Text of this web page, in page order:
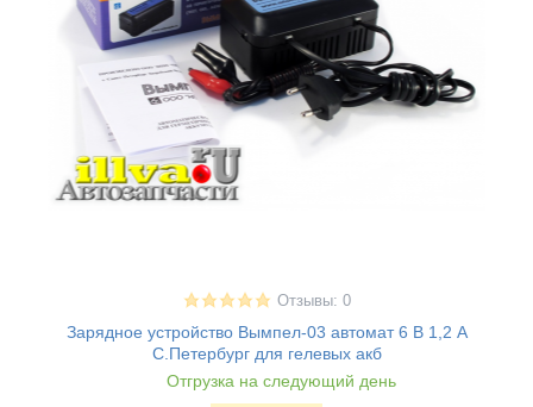
Отзывы: 0
Зарядное устройство Вымпел-03 автомат 6 В 1,2 А
С.Петербург для гелевых акб
Отгрузка на следующий день